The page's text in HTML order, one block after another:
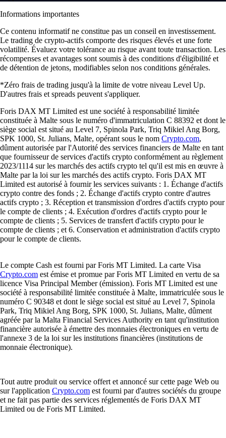
Informations importantes
Ce contenu informatif ne constitue pas un conseil en investissement.
Le trading de crypto-actifs comporte des risques élevés et une forte
volatilité. Évaluez votre tolérance au risque avant toute transaction. Les
récompenses et avantages sont soumis à des conditions d'éligibilité et
de détention de jetons, modifiables selon nos conditions générales.
*Zéro frais de trading jusqu'à la limite de votre niveau Level Up.
D'autres frais et spreads peuvent s'appliquer.
Foris DAX MT Limited est une société à responsabilité limitée
constituée à Malte sous le numéro d'immatriculation C 88392 et dont le
siège social est situé au Level 7, Spinola Park, Triq Mikiel Ang Borg,
SPK 1000, St. Julians, Malte, opérant sous le nom Crypto.com,
dûment autorisée par l'Autorité des services financiers de Malte en tant
que fournisseur de services d'actifs crypto conformément au règlement
2023/1114 sur les marchés des actifs crypto tel qu'il est mis en œuvre à
Malte par la loi sur les marchés des actifs crypto. Foris DAX MT
Limited est autorisé à fournir les services suivants : 1. Échange d'actifs
crypto contre des fonds ; 2. Échange d'actifs crypto contre d'autres
actifs crypto ; 3. Réception et transmission d'ordres d'actifs crypto pour
le compte de clients ; 4. Exécution d'ordres d'actifs crypto pour le
compte de clients ; 5. Services de transfert d'actifs crypto pour le
compte de clients ; et 6. Conservation et administration d'actifs crypto
pour le compte de clients.
Le compte Cash est fourni par Foris MT Limited. La carte Visa
Crypto.com est émise et promue par Foris MT Limited en vertu de sa
licence Visa Principal Member (émission). Foris MT Limited est une
société à responsabilité limitée constituée à Malte, immatriculée sous le
numéro C 90348 et dont le siège social est situé au Level 7, Spinola
Park, Triq Mikiel Ang Borg, SPK 1000, St. Julians, Malte, dûment
agréée par la Malta Financial Services Authority en tant qu'institution
financière autorisée à émettre des monnaies électroniques en vertu de
l'annexe 3 de la loi sur les institutions financières (institutions de
monnaie électronique).
Tout autre produit ou service offert et annoncé sur cette page Web ou
sur l'application Crypto.com est fourni par d'autres sociétés du groupe
et ne fait pas partie des services réglementés de Foris DAX MT
Limited ou de Foris MT Limited.